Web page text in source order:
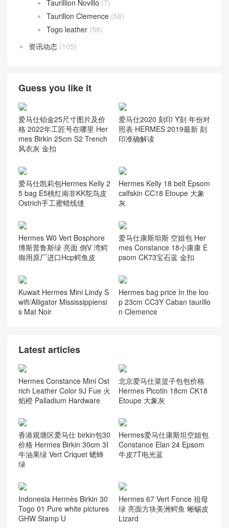
Taurillion Novillo (7)
Taurillon Clemence (58)
Togo leather (58)
资讯动态 (105)
Guess you like it
爱马仕铂金25尺寸图片及价
格 2022年工匠号在哪里 Her
mes Birkin 25cm S2 Trench
风衣灰 金扣
爱马仕2020 刻印 Y刻 年份对
照表 HERMES 2019最新 刻
印准确解读
爱马仕凯莉包Hermes Kelly 2
5 bag E5桃红南非KK鸵鸟皮
Ostrich手工蜜蜡线缝
Hermes Kelly 18 belt Epsom
calfskin CC18 Etoupe 大象
灰
Hermes W0 Vert Bosphore
博斯普鲁斯绿 亮面 倒V 湾鳄
御用原厂进口Hcp鳄鱼皮
爱马仕康斯坦斯 空姐包 Her
mes Constance 18小康康 E
psom CK73宝石蓝 金扣
Kuwait Hermes Mini Lindy S
wift/Alligator Mississippiensi
s Mat Noir
Hermes bag price In the loo
p 23cm CC3Y Caban taurillo
n Clemence
Latest articles
Hermes Constance Mini Ost
rich Leather Color 9J Fue 火
焰橙 Palladium Hardware
北京爱马仕菜篮子包包价格
Hermes Picotin 18cm CK18
Etoupe 大象灰
香港观塘区爱马仕 birkin包30
价格 Hermes Birkin 30cm 3I
牛油果绿 Vert Criquet 蟋蟀
绿
Hermes爱马仕康斯坦空姐包
Constance Elan 24 Epsom
牛皮7T电光蓝
Indonesia Hermès Birkin 30
Togo 01 Pure white pictures
GHW Stamp U
Hermes 67 Vert Fonce 祖母
绿 亮面方块美洲鳄鱼 蜥蜴皮
Lizard